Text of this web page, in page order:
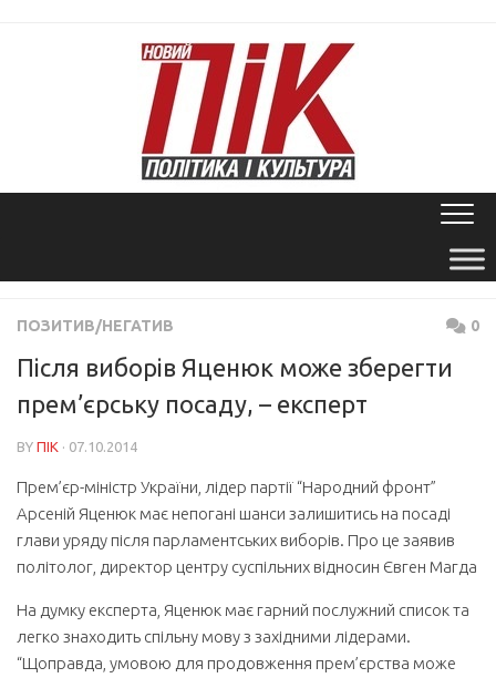
ПОЗИТИВ/НЕГАТИВ 0
Після виборів Яценюк може зберегти
прем’єрську посаду, – експерт
BY ПІК · 07.10.2014
Прем’єр-міністр України, лідер партії “Народний фронт”
Арсеній Яценюк має непогані шанси залишитись на посаді
глави уряду після парламентських виборів. Про це заявив
політолог, директор центру суспільних відносин Євген Магда
На думку експерта, Яценюк має гарний послужний список та
легко знаходить спільну мову з західними лідерами.
“Щоправда, умовою для продовження прем’єрства може